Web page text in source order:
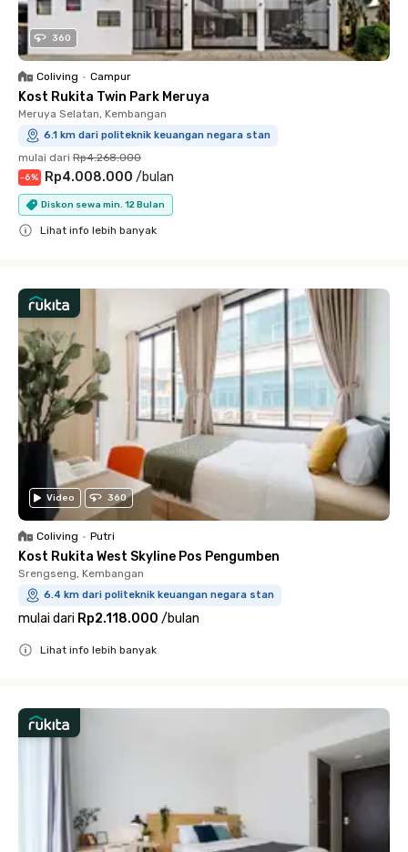
360
Coliving • Campur
Kost Rukita Twin Park Meruya
Meruya Selatan, Kembangan
6.1 km dari politeknik keuangan negara stan
mulai dari Rp4.268.000
-6% Rp4.008.000 /bulan
Diskon sewa min. 12 Bulan
Lihat info lebih banyak
Video 360
Coliving • Putri
Kost Rukita West Skyline Pos Pengumben
Srengseng, Kembangan
6.4 km dari politeknik keuangan negara stan
mulai dari Rp2.118.000 /bulan
Lihat info lebih banyak